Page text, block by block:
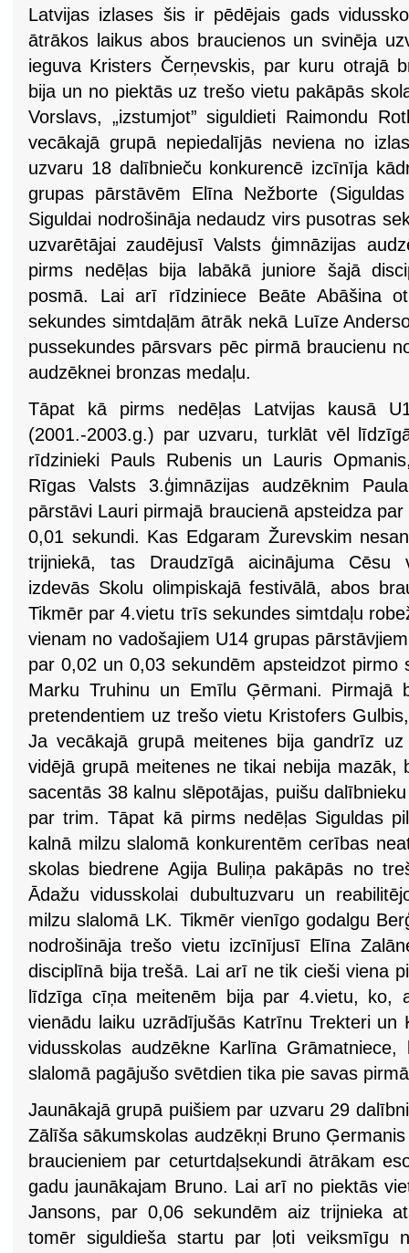
Latvijas izlases šis ir pēdējais gads
ātrākos laikus abos braucienos un svinēja
ieguva Kristers Čerņevskis, par kuru otrajā
bija un no piektās uz trešo vietu pakāpās
Vorslavs, „izstumjot” siguldieti Raimondu
vecākajā grupā nepiedalījās neviena no
uzvaru 18 dalībnieču konkurencē izcīnīja
grupas pārstāvēm Elīna Nežborte
Siguldai nodrošināja nedaudz virs pusotras
uzvarētājai zaudējusī Valsts ģimnāzijas
pirms nedēļas bija labākā juniore šajā
posmā. Lai arī rīdziniece Beāte Abāšina
sekundes simtdaļām ātrāk nekā Luīze
pussekundes pārsvars pēc pirmā braucienu
audzēknei bronzas medaļu.
Tāpat kā pirms nedēļas Latvijas kausā
(2001.-2003.g.) par uzvaru, turklāt vēl
rīdzinieki Pauls Rubenis un Lauris
Rīgas Valsts 3.ģimnāzijas audzēknim
pārstāvi Lauri pirmajā braucienā apsteidza
0,01 sekundi. Kas Edgaram Žurevskim
trijniekā, tas Draudzīgā aicinājuma Cēsu
izdevās Skolu olimpiskajā festivālā, abos
Tikmēr par 4.vietu trīs sekundes simtdaļu
vienam no vadošajiem U14 grupas
par 0,02 un 0,03 sekundēm apsteidzot pirmo
Marku Truhinu un Emīlu Ģērmani. Pirmajā
pretendentiem uz trešo vietu Kristofers
Ja vecākajā grupā meitenes bija gandrīz
vidējā grupā meitenes ne tikai nebija
sacentās 38 kalnu slēpotājas, puišu
par trim. Tāpat kā pirms nedēļas Siguldas
kalnā milzu slalomā konkurentēm cerības
skolas biedrene Agija Buliņa pakāpās no
Ādažu vidusskolai dubultuzvaru un
milzu slalomā LK. Tikmēr vienīgo godalgu
nodrošināja trešo vietu izcīnījusī Elīna
disciplīnā bija trešā. Lai arī ne tik cieši viena
līdzīga cīņa meitenēm bija par 4.vietu, ko,
vienādu laiku uzrādījušās Katrīnu Trekteri un
vidusskolas audzēkne Karlīna
slalomā pagājušo svētdien tika pie savas
Jaunākajā grupā puišiem par uzvaru 29
Zālīša sākumskolas audzēkņi Bruno
braucieniem par ceturtdaļsekundi ātrākam
gadu jaunākajam Bruno. Lai arī no piektās
Jansons, par 0,06 sekundēm aiz trijnieka
tomēr siguldieša startu par ļoti veiksmīgu